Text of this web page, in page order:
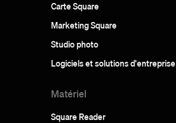
Carte Square
Marketing Square
Studio photo
Logiciels et solutions d'entreprise
Matériel
Square Reader